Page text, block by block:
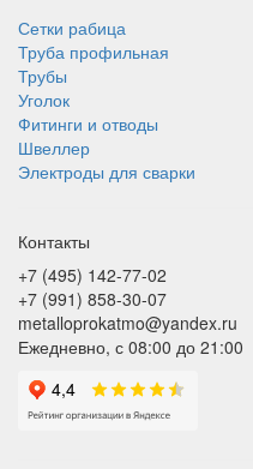
Сетки рабица
Труба профильная
Трубы
Уголок
Фитинги и отводы
Швеллер
Электроды для сварки
Контакты
+7 (495) 142-77-02
+7 (991) 858-30-07
metalloprokatmo@yandex.ru
Ежедневно, с 08:00 до 21:00